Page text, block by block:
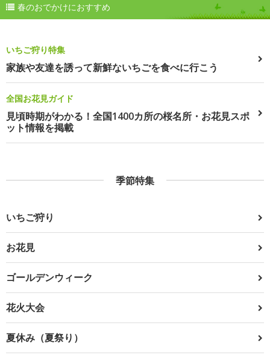
春のおでかけにおすすめ
いちご狩り特集
家族や友達を誘って新鮮ないちごを食べに行こう
全国お花見ガイド
見頃時期がわかる！全国1400カ所の桜名所・お花見スポ
ット情報を掲載
季節特集
いちご狩り
お花見
ゴールデンウィーク
花火大会
夏休み（夏祭り）